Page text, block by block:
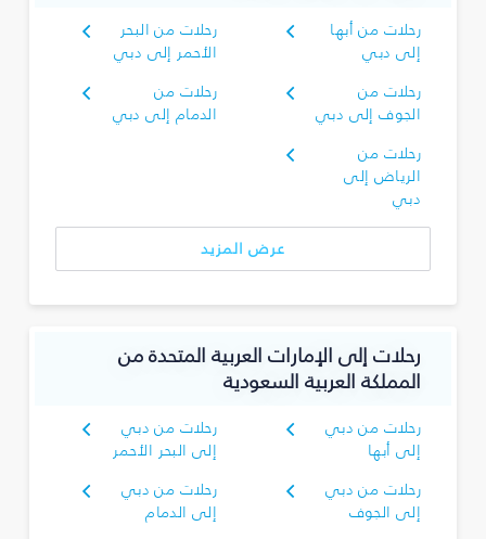
رحلات من أبها
إلى دبي
رحلات من البحر
الأحمر إلى دبي
رحلات من
الجوف إلى دبي
رحلات من
الدمام إلى دبي
رحلات من
الرياض إلى
دبي
عرض المزيد
رحلات إلى الإمارات العربية المتحدة من
المملكة العربية السعودية
رحلات من دبي
إلى أبها
رحلات من دبي
إلى البحر الأحمر
رحلات من دبي
إلى الجوف
رحلات من دبي
إلى الدمام